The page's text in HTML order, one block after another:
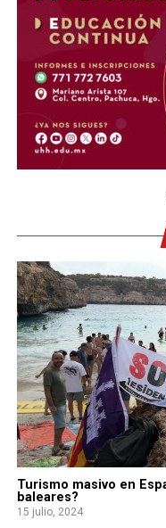
Turismo masivo en
baleares?
15 julio, 2024